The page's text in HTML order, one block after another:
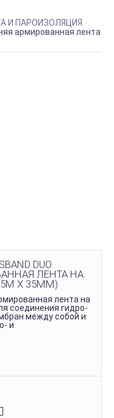
И ПАРОИЗОЛЯЦИЯ
армированная лента
DUO
ЛЕНТА НА
Х 35ММ)
лента на
соединения гидро-
между собой и
и